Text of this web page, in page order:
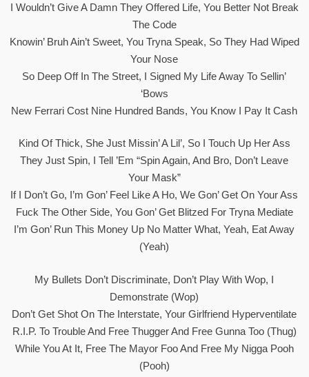
I Wouldn’t Give A Damn They Offеred Life, You Better Not Break
The Code
Knowin’ Bruh Ain’t Sweet, You Tryna Speak, So They Had Wiped
Your Nose
So Deep Off In The Street, I Signed My Life Away To Sellin’
‘bows
New Ferrari Cost Nine Hundred Bands, You Know I Pay It Cash
Kind Of Thick, She Just Missin’ A Lil’, So I Touch Up Her Ass
They Just Spin, I Tell ’em “Spin Again, And Bro, Don’t Leave
Your Mask”
If I Don’t Go, I’m Gon’ Feel Like A Ho, We Gon’ Get On Your Ass
Fuck The Other Side, You Gon’ Get Blitzed For Tryna Mediate
I’m Gon’ Run This Money Up No Matter What, Yeah, Eat Away
(Yeah)
My Bullets Don’t Discriminate, Don’t Play With Wop, I
Demonstrate (Wop)
Don’t Get Shot On The Interstate, Your Girlfriend Hyperventilate
R.I.P. To Trouble And Free Thugger And Free Gunna Too (Thug)
While You At It, Free The Mayor Foo And Free My Nigga Pooh
(Pooh)